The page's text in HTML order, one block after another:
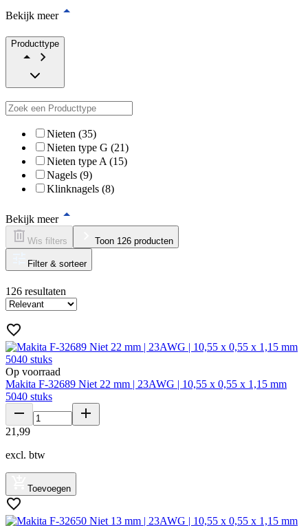
Bekijk meer
Producttype
Nieten (35)
Nieten type G (21)
Nieten type A (15)
Nagels (9)
Klinknagels (8)
Bekijk meer
Wis filters Toon 126 producten
Filter & sorteer
126 resultaten
Op voorraad
Makita F-32689 Niet 22 mm | 23AWG | 10,55 x 0,55 x 1,15 mm
5040 stuks
21 ,99
excl. btw
Toevoegen